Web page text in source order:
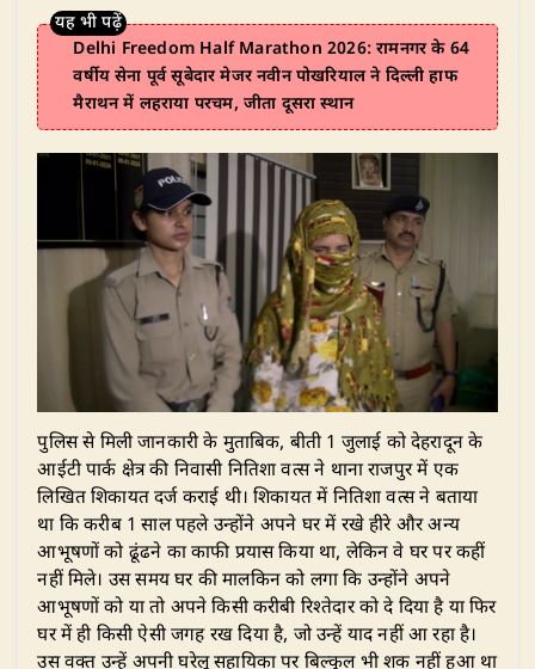
Delhi Freedom Half Marathon 2026: रामनगर के 64
वर्षीय सेना पूर्व सूबेदार मेजर नवीन पोखरियाल ने दिल्ली हाफ
मैराथन में लहराया परचम, जीता दूसरा स्थान
​पुलिस से मिली जानकारी के मुताबिक, बीती 1 जुलाई को देहरादून के
आईटी पार्क क्षेत्र की निवासी नितिशा वत्स ने थाना राजपुर में एक
लिखित शिकायत दर्ज कराई थी। शिकायत में नितिशा वत्स ने बताया
था कि करीब 1 साल पहले उन्होंने अपने घर में रखे हीरे और अन्य
आभूषणों को ढूंढने का काफी प्रयास किया था, लेकिन वे घर पर कहीं
नहीं मिले। उस समय घर की मालकिन को लगा कि उन्होंने अपने
आभूषणों को या तो अपने किसी करीबी रिश्तेदार को दे दिया है या फिर
घर में ही किसी ऐसी जगह रख दिया है, जो उन्हें याद नहीं आ रहा है।
उस वक्त उन्हें अपनी घरेलू सहायिका पर बिल्कुल भी शक नहीं हुआ था